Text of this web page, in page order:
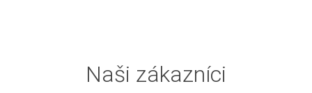
Naši zákazníci